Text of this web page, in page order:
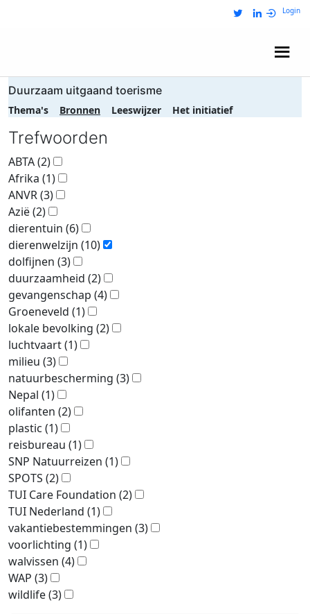
Login
Duurzaam uitgaand toerisme
Thema's Bronnen Leeswijzer Het initiatief
Trefwoorden
ABTA(2)
Afrika (1)
ANVR(3)
Azië(2)
dierentuin (6)
dierenwelzijn (10)
dolfijnen (3)
duurzaamheid (2)
gevangenschap (4)
Groeneveld (1)
lokale bevolking (2)
luchtvaart(1)
milieu (3)
natuurbescherming (3)
Nepal (1)
olifanten (2)
plastic (1)
reisbureau (1)
SNP Natuurreizen (1)
SPOTS (2)
TUI Care Foundation (2)
TUI Nederland (1)
vakantiebestemmingen (3)
voorlichting (1)
walvissen (4)
WAP (3)
wildlife(3)